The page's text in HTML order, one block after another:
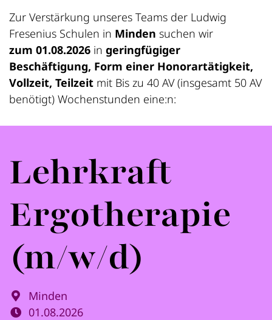
Lehrkraft
Ergotherapie
(m/w/d)
Minden
01.08.2026
Zur Verstärkung unseres Teams der Ludwig
Fresenius Schulen in Minden suchen wir
zum 01.08.2026 in geringfügiger
Beschäftigung, Form einer Honorartätigkeit,
Vollzeit, Teilzeit mit Bis zu 40 AV (insgesamt 50 AV
benötigt) Wochenstunden eine:n: